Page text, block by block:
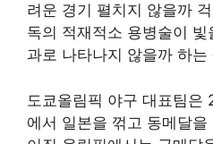
려운 경기 펼치지 않을까
독의 적재적소 용병술이
과로 나타나지 않을까 하는
도쿄올림픽 야구 대표팀은
에서 일본을 꺾고 동메달